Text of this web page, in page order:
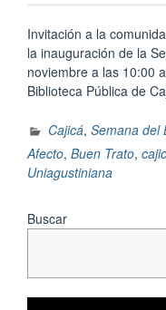
Invitación a la
la inauguración de la
noviembre a las 10:00
Biblioteca Pública de
Cajicá, Semana del
Afecto, Buen Trato,
Uniagustiniana
Buscar